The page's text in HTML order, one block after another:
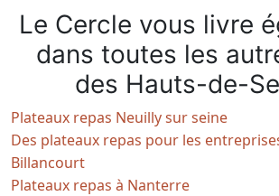
Le Cercle vous livre
dans toutes les
des Hauts-de-
Plateaux repas Neuilly sur seine
Des plateaux repas pour les
Billancourt
Plateaux repas à Nanterre